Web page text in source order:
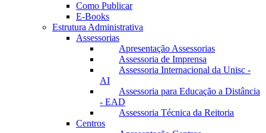
Como Publicar
E-Books
Estrutura Administrativa
Assessorias
Apresentação Assessorias
Assessoria de Imprensa
Assessoria Internacional da Unisc -
AI
Assessoria para Educação a Distância
- EAD
Assessoria Técnica da Reitoria
Centros